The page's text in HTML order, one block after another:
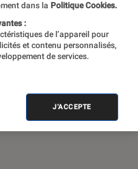
dans la Politique Cookies.
:
de l’appareil pour
et contenu personnalisés,
de services.
J'ACCEPTE